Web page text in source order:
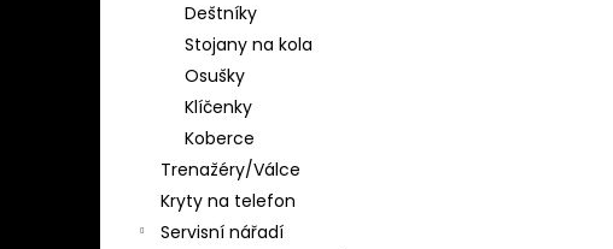
Deštníky
Stojany na kola
Osušky
Klíčenky
Koberce
Trenažéry/Válce
Kryty na telefon
Servisní nářadí